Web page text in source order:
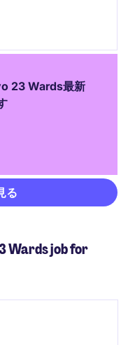
ト、従業員対応
、事業成長を支
23 Wards最新
る
Wards job for